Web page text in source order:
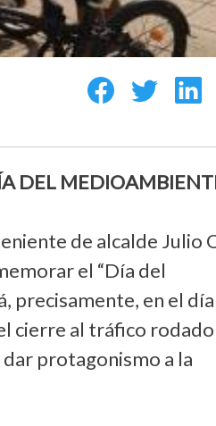
DEL
de alcalde Julio
el “Día del
precisamente, en el
cierre al tráfico
protagonismo a la